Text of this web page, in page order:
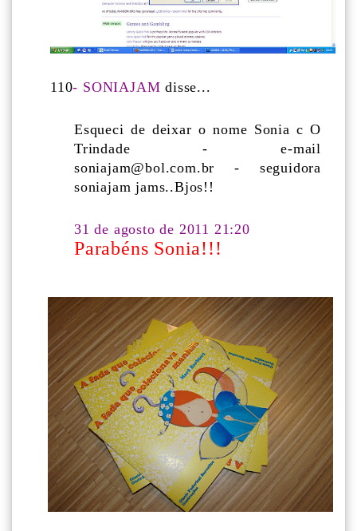
110- SONIAJAM disse...
Esqueci de deixar o nome Sonia c O
Trindade - e-mail
soniajam@bol.com.br - seguidora
soniajam jams..Bjos!!
31 de agosto de 2011 21:20
Parabéns Sonia!!!